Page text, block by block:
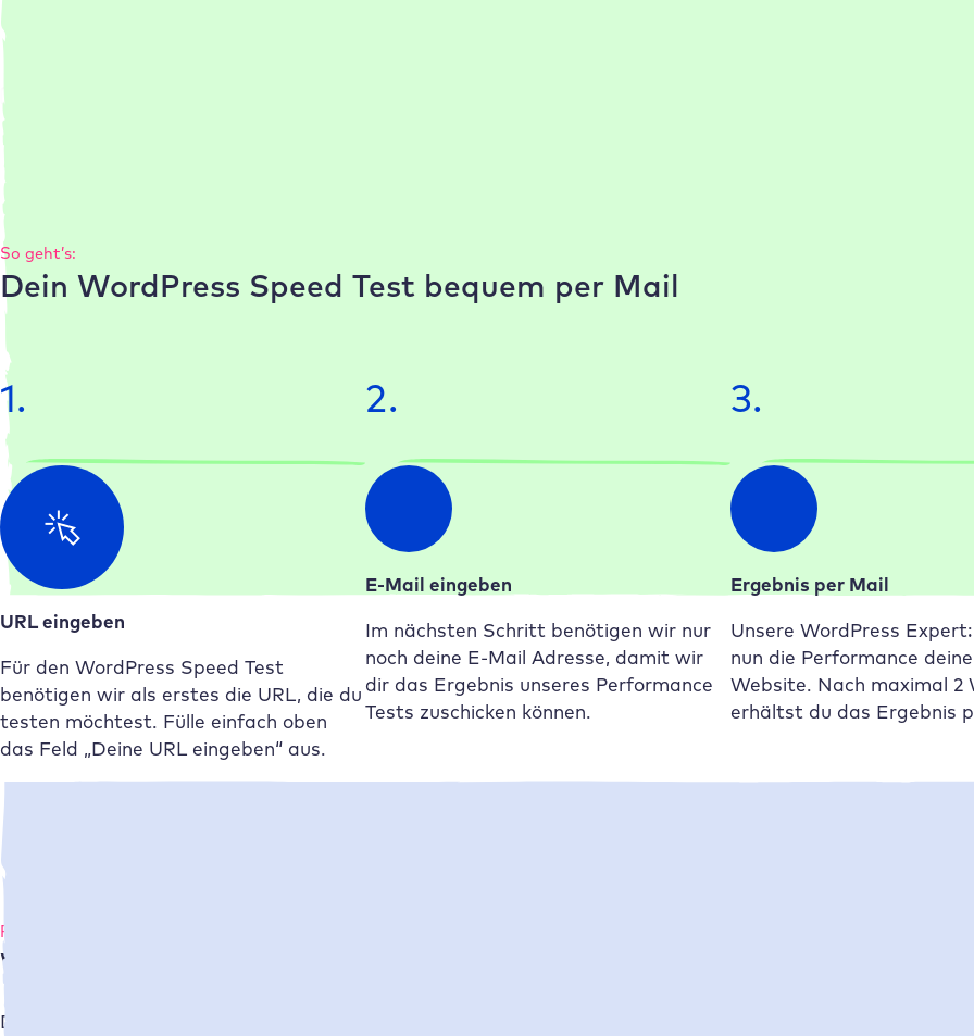
a
t
e
:
So geht’s:
Dein WordPress Speed Test bequem per Mail
1.
URL eingeben
Für den WordPress Speed Test
benötigen wir als erstes die URL, die du
testen möchtest. Fülle einfach oben
das Feld „Deine URL eingeben“ aus.
2.
E-Mail eingeben
Im nächsten Schritt benötigen wir nur
noch deine E-Mail Adresse, damit wir
dir das Ergebnis unseres Performance
Tests zuschicken können.
3.
Ergebnis per Mail
Unsere WordPress
nun die Performance
Website. Nach maximal 2
erhältst du das Ergebnis
Performance als Vorteil
Warum sind schnelle WordPress Ladezeiten so wichtig?
Die Performance deiner Website ist insbesondere aus vier Gründen wichtig: